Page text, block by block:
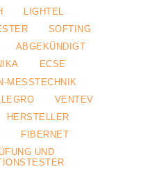
LIGHTEL
SOFTING
ABGEKÜNDIGT
ECSE
MESSTECHNIK
VENTEV
HERSTELLER
FIBERNET
UND